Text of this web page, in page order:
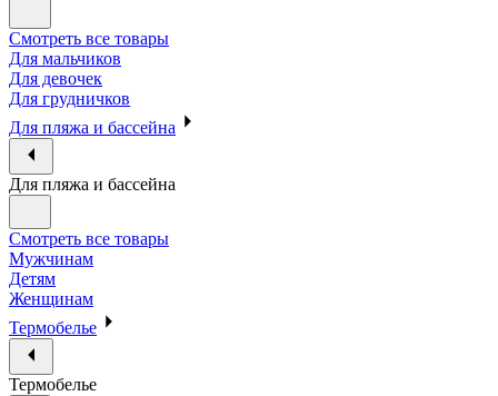
Смотреть все товары
Для мальчиков
Для девочек
Для грудничков
Для пляжа и бассейна
Для пляжа и бассейна
Смотреть все товары
Мужчинам
Детям
Женщинам
Термобелье
Термобелье